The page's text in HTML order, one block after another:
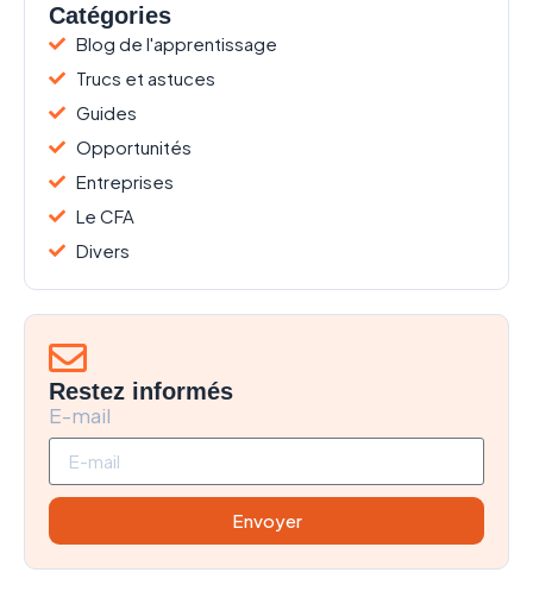
Catégories
Blog de l'apprentissage
Trucs et astuces
Guides
Opportunités
Entreprises
Le CFA
Divers
Restez informés
E-mail
Envoyer